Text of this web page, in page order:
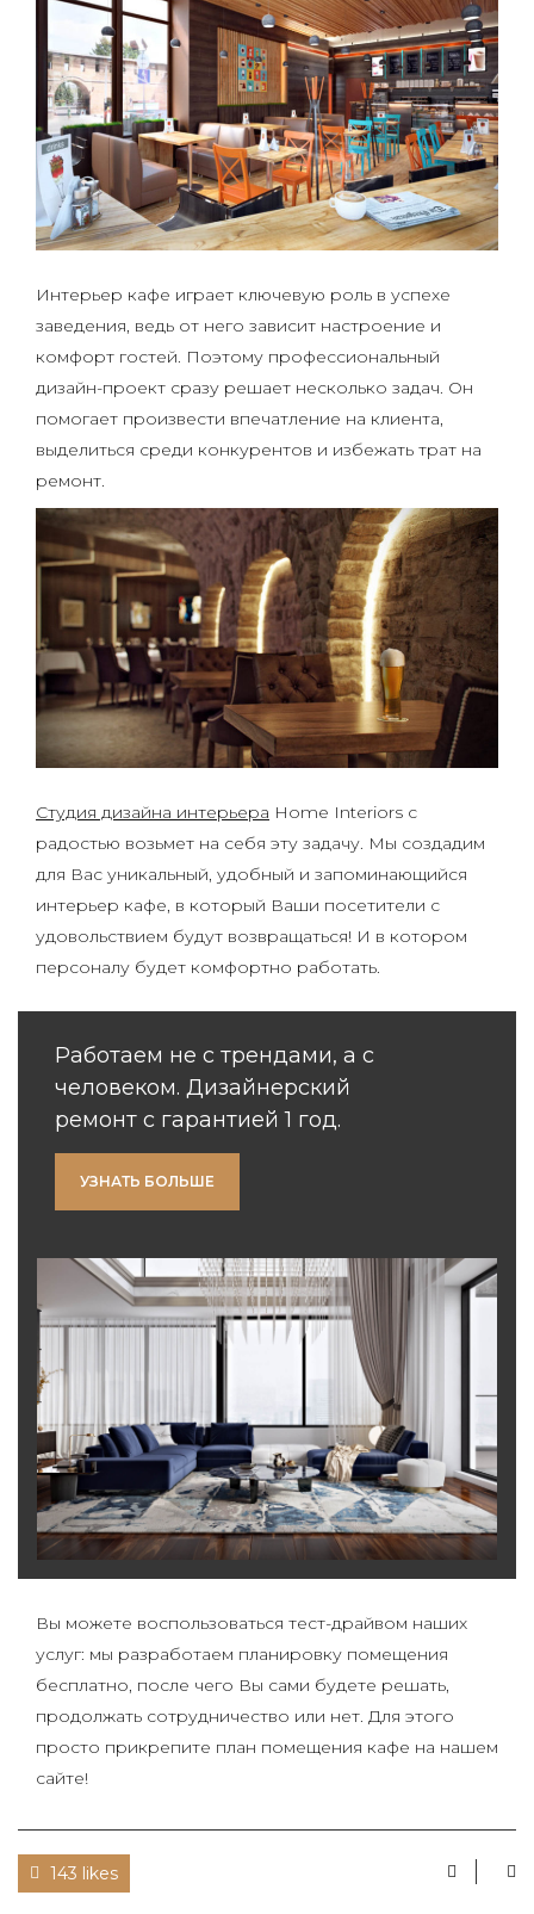
Интерьер кафе играет ключевую роль в успехе
заведения, ведь от него зависит настроение и
комфорт гостей. Поэтому профессиональный
дизайн-проект сразу решает несколько задач. Он
помогает произвести впечатление на клиента,
выделиться среди конкурентов и избежать трат на
ремонт.
Студия дизайна интерьера Home Interiors с
радостью возьмет на себя эту задачу. Мы создадим
для Вас уникальный, удобный и запоминающийся
интерьер кафе, в который Ваши посетители с
удовольствием будут возвращаться! И в котором
персоналу будет комфортно работать.
Работаем не с трендами, а с
человеком. Дизайнерский
ремонт с гарантией 1 год.
УЗНАТЬ БОЛЬШЕ
Вы можете воспользоваться тест-драйвом наших
услуг: мы разработаем планировку помещения
бесплатно, после чего Вы сами будете решать,
продолжать сотрудничество или нет. Для этого
просто прикрепите план помещения кафе на нашем
сайте!
143 likes